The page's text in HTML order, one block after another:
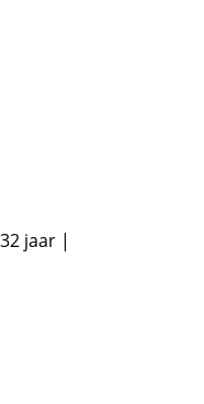
32 jaar |